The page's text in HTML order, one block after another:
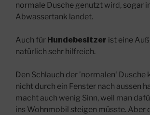
normale Dusche genutzt wird, sogar
Abwassertank landet.
Auch für Hundebesitzer ist eine
natürlich sehr hilfreich.
Den Schlauch der ’normalen‘ Dusche
nicht durch ein Fenster nach aussen
macht auch wenig Sinn, weil man
ins Wohnmobil steigen müsste. Aber